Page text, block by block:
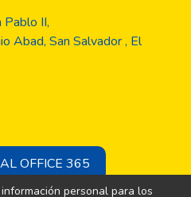
Pablo II,
Abad, San Salvador , El
OFFICE 365
personal para los